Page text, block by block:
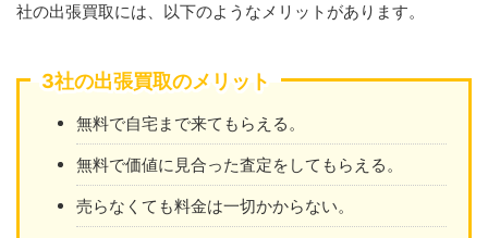
社の出張買取には、以下のようなメリットがあります。
3社の出張買取のメリット
無料で自宅まで来てもらえる。
無料で価値に見合った査定をしてもらえる。
売らなくても料金は一切かからない。